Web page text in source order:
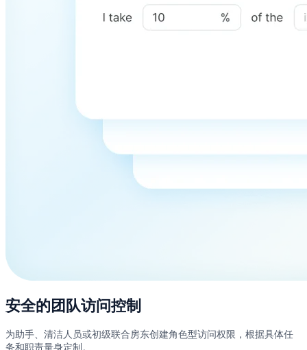
安全的团队访问控制
为助手、清洁人员或初级联合房东创建角色型访问权限，根据具体任
务和职责量身定制。